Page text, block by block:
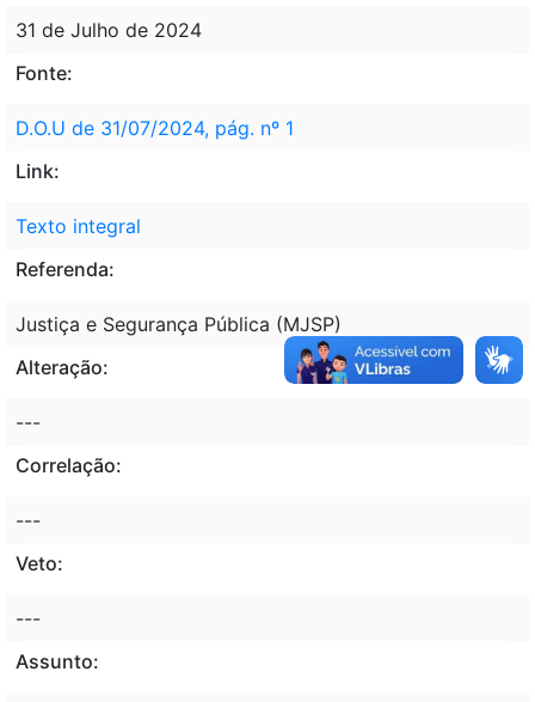
31 de Julho de 2024
Fonte:
D.O.U de 31/07/2024, pág. nº 1
Link:
Texto integral
Referenda:
Justiça e Segurança Pública (MJSP)
Alteração:
---
Correlação:
---
Veto:
---
Assunto: